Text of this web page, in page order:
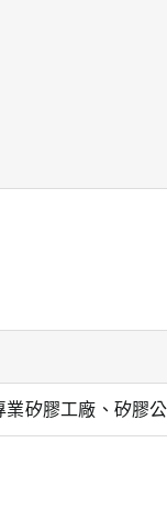
業矽膠工廠、矽膠